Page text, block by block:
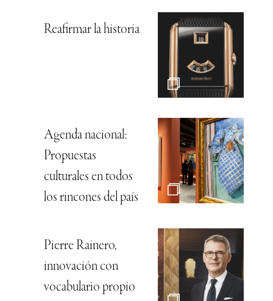
Reafirmar la historia
Agenda nacional:
Propuestas
culturales en todos
los rincones del país
Pierre Rainero,
innovación con
vocabulario propio